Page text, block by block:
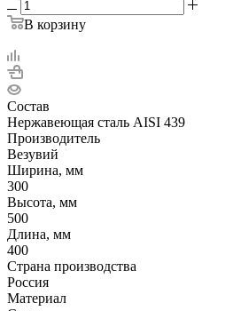
В корзину
Состав
Нержавеющая сталь AISI 439
Производитель
Везувий
Ширина, мм
300
Высота, мм
500
Длина, мм
400
Страна производства
Россия
Материал